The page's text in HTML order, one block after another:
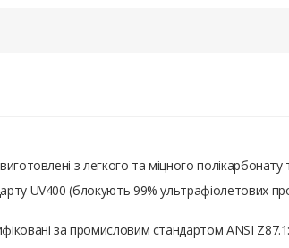
виготовлені з легкого та міцного
UV400 (блокують 99% ультрафіолетових
за промисловим стандартом ANSI Z87.1: